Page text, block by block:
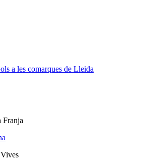
a les comarques de Lleida
Franja